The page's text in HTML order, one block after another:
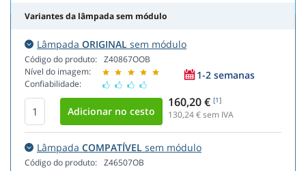
Variantes da lâmpada sem módulo
Lâmpada ORIGINAL sem módulo
Código do produto:
Nível do imagem:
Confiabilidade:
Z40867OOB
1-2 semanas
160,20 € [1]
130,24€ sem IVA
Lâmpada COMPATÍVEL sem módulo
Código do produto: Z46507OB